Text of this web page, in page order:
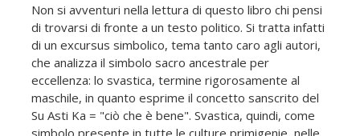
Non si avventuri nella lettura di questo libro chi pensi
di trovarsi di fronte a un testo politico. Si tratta infatti
di un excursus simbolico, tema tanto caro agli autori,
che analizza il simbolo sacro ancestrale per
eccellenza: lo svastica, termine rigorosamente al
maschile, in quanto esprime il concetto sanscrito del
Su Asti Ka = "ciò che è bene". Svastica, quindi, come
simbolo presente in tutte le culture primigenie, nelle